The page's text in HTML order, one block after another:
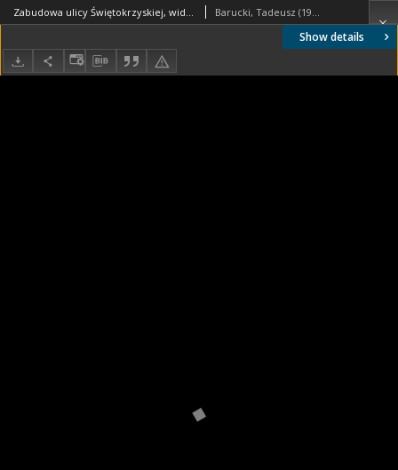
Show details
Zabudowa ulicy Świętokrzyskiej, widok z ulicy Czackiego, Warszawa Barucki, Tadeusz (1922- ). Fotograf